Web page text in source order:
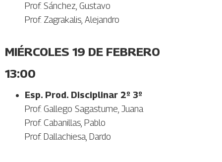
Prof. Sánchez, Gustavo
Prof. Zagrakalis, Alejandro
MIÉRCOLES 19 DE FEBRERO
13:00
Esp. Prod. Disciplinar 2º 3º
Prof. Gallego Sagastume, Juana
Prof. Cabanillas, Pablo
Prof. Dallachiesa, Dardo